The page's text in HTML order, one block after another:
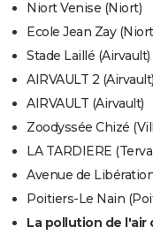
Niort Venise (Niort)
Ecole Jean Zay
Stade Laillé (Airvault)
AIRVAULT 2 (Airvault)
AIRVAULT (Airvault)
Zoodyssée Chizé
LA TARDIERE
Avenue de
Poitiers-Le Nain
La pollution de l'air